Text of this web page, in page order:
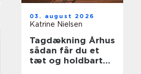
03. august 2026
Katrine Nielsen
Tagdækning Århus
sådan får du et
tæt og holdbart